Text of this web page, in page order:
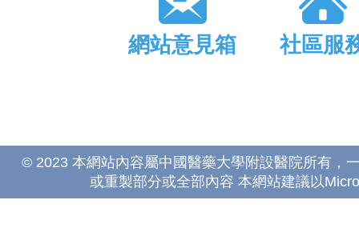
網站意見箱 社區服
© 2023 本網站內容屬中國醫藥大學附設醫院所有，
或重製部分或全部內容 本網站建議以